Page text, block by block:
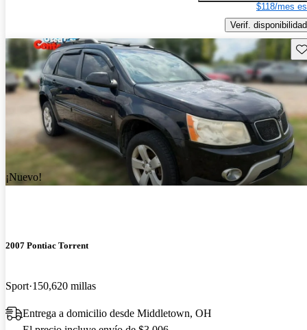
$118/mes
Verif. disponibilidad
¡Nuevo!
2007 Pontiac Torrent
Sport 150,620 millas
Entrega a domicilio desde Middletown, OH